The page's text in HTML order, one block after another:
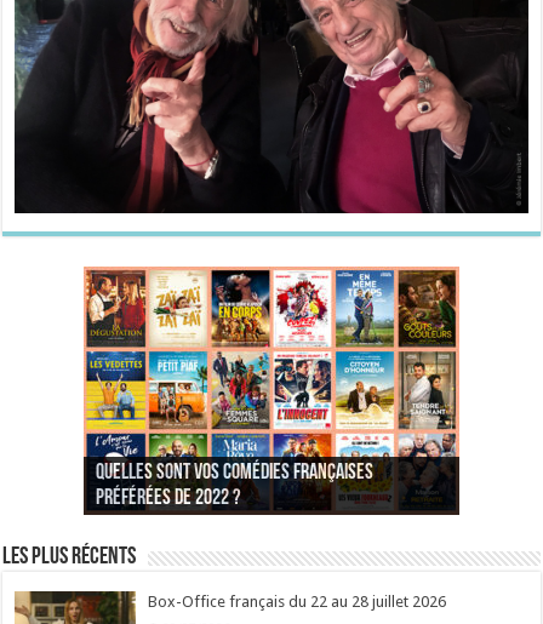
Quelles sont vos comédies françaises
préférées de 2022 ?
Quel est votre personnage préféré du Père
Noël est une ordure ?
Quelles sont vos comédies françaises
préférées de 2021 ?
Quel est votre « Gendarme » préféré ?
Quels sont vos 3 comédies de Jean-Marie Poiré
préférées ?
Quel est votre « Tati » préféré ?
Quel est votre « bronzé » préféré ?
Les plus récents
Box-Office français du 22 au 28 juillet 2026